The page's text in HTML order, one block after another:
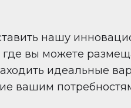
нашу
вы можете
идеальные
вашим